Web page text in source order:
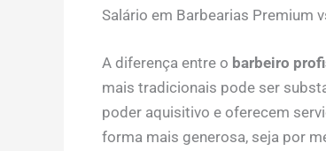
Salário em Barbearias Premium
A diferença entre o barbeiro
mais tradicionais pode ser
poder aquisitivo e oferecem
forma mais generosa, seja por